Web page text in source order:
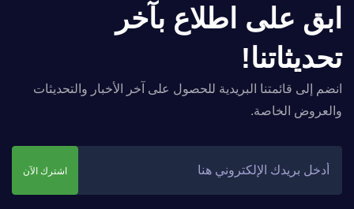
ابق على اطلاع بآخر
تحديثاتنا!
انضم إلى قائمتنا البريدية للحصول على آخر الأخبار والتحديثات
والعروض الخاصة.
اشترك الآن